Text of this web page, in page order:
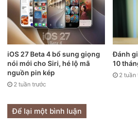
Các màu dự kiến của iPhone SE 2023.
Mặc dù ý tưởng này có vẻ khá điên
thể trở thành hiện thực. Vào tháng
iPhone SE mới: một chiếc sẽ là
mẫu iPhone SE hiện tại với khả năng
iOS 27 Beta 4 bổ sung giọng
nói mới cho Siri, hé lộ mã
nguồn pin kép
2 tuần trước
Đánh
10
2 tuần
Để lại một bình luận